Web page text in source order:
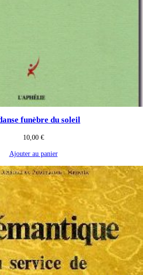
funèbre du soleil
10,00 €
Ajouter au panier